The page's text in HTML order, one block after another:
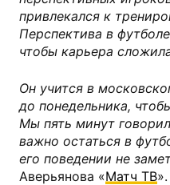
привлекался к
Перспектива в
чтобы карьера
Он учится в
до понедельника,
Мы пять минут
важно остаться в
его поведении не
Аверьянова «Матч ТВ».